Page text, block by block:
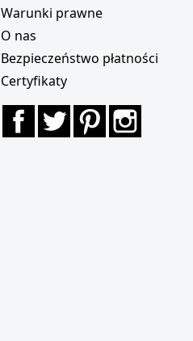
Warunki prawne
O nas
Bezpieczeństwo płatności
Certyfikaty
FacebookTwitterPinterest